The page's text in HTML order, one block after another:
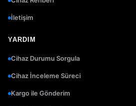
İletişim
YARDIM
Cihaz Durumu Sorgula
Cihaz İnceleme Süreci
Kargo ile Gönderim